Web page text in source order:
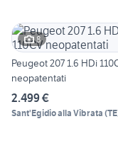
8
Peugeot 207 1.6 HDi
neopatentati
2.499 €
Sant'Egidio alla Vibrata (TE